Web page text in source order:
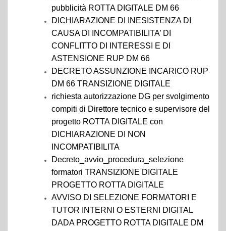
pubblicità ROTTA DIGITALE DM 66
DICHIARAZIONE DI INESISTENZA DI
CAUSA DI INCOMPATIBILITA’ DI
CONFLITTO DI INTERESSI E DI
ASTENSIONE RUP DM 66
DECRETO ASSUNZIONE INCARICO RUP
DM 66 TRANSIZIONE DIGITALE
richiesta autorizzazione DG per svolgimento
compiti di Direttore tecnico e supervisore del
progetto ROTTA DIGITALE con
DICHIARAZIONE DI NON
INCOMPATIBILITA
Decreto_avvio_procedura_selezione
formatori TRANSIZIONE DIGITALE
PROGETTO ROTTA DIGITALE
AVVISO DI SELEZIONE FORMATORI E
TUTOR INTERNI O ESTERNI DIGITAL
DADA PROGETTO ROTTA DIGITALE DM